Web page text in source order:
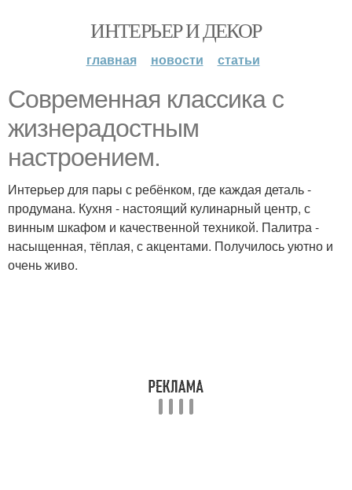
ИНТЕРЬЕР И ДЕКОР
главная новости статьи
Современная классика с
жизнерадостным
настроением.
Интерьер для пары с ребёнком, где каждая деталь -
продумана. Кухня - настоящий кулинарный центр, с
винным шкафом и качественной техникой. Палитра -
насыщенная, тёплая, с акцентами. Получилось уютно и
очень живо.